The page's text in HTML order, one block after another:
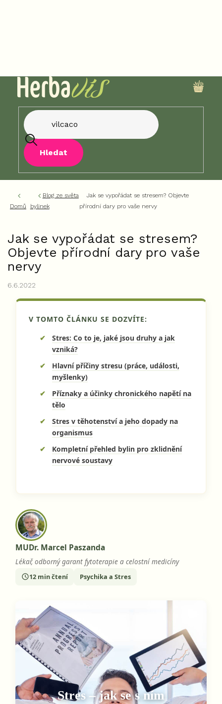
Hledat
Domů
Blog ze světa
bylinek
Jak se vypořádat se stresem? Objevte
přírodní dary pro vaše nervy
Jak se vypořádat se stresem?
Objevte přírodní dary pro vaše
nervy
6.6.2022
V TOMTO ČLÁNKU SE DOZVÍTE:
Stres: Co to je, jaké jsou druhy a jak
vzniká?
Hlavní příčiny stresu (práce, události,
myšlenky)
Příznaky a účinky chronického napětí na
tělo
Stres v těhotenství a jeho dopady na
organismus
Kompletní přehled bylin pro zklidnění
nervové soustavy
MUDr. Marcel Paszanda
Lékař, odborný garant fytoterapie a celostní medicíny
12 min čtení Psychika a Stres
Stres – jak se s ním